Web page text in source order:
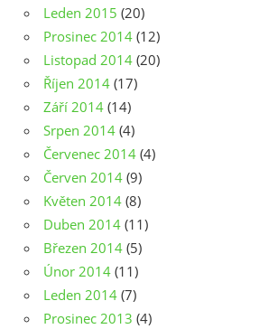
Leden 2015 (20)
Prosinec 2014 (12)
Listopad 2014 (20)
Říjen 2014 (17)
Září 2014 (14)
Srpen 2014 (4)
Červenec 2014 (4)
Červen 2014 (9)
Květen 2014 (8)
Duben 2014 (11)
Březen 2014 (5)
Únor 2014 (11)
Leden 2014 (7)
Prosinec 2013 (4)